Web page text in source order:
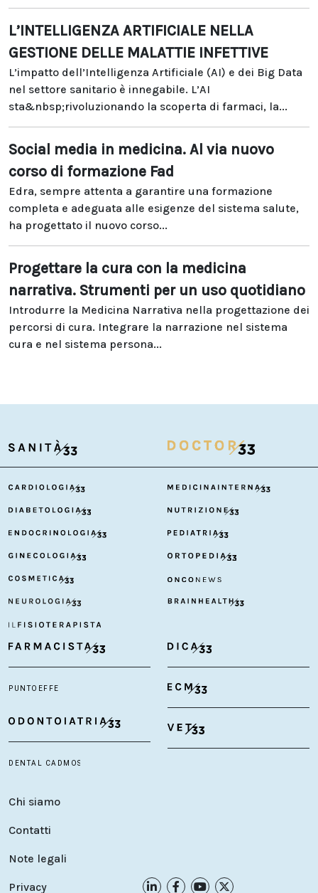
L’INTELLIGENZA ARTIFICIALE NELLA
GESTIONE DELLE MALATTIE INFETTIVE
L’impatto dell’Intelligenza Artificiale (AI) e dei Big Data
nel settore sanitario è innegabile. L’AI
sta&nbsp;rivoluzionando la scoperta di farmaci, la...
Social media in medicina. Al via nuovo
corso di formazione Fad
Edra, sempre attenta a garantire una formazione
completa e adeguata alle esigenze del sistema salute,
ha progettato il nuovo corso...
Progettare la cura con la medicina
narrativa. Strumenti per un uso quotidiano
Introdurre la Medicina Narrativa nella progettazione dei
percorsi di cura. Integrare la narrazione nel sistema
cura e nel sistema persona...
Chi siamo
Contatti
Note legali
Privacy